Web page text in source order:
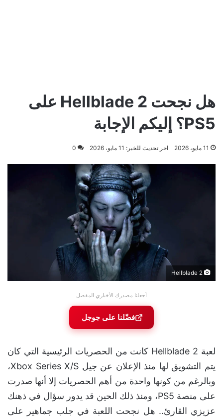
هل نجحت Hellblade 2 على
PS5؟ إليكم الإجابة
11 مايو، 2026 اخر تحديث للخبر: 11 مايو، 2026 0
أجعلنا مصدرك الأخباري المفضل
فضّلنا على جوجل
لعبة Hellblade 2 كانت من الحصريات الرئيسية التي كان
يتم التشويق لها منذ الإعلان عن جيل Xbox Series X/S،
وبالرغم من كونها واحدة من أهم الحصريات إلا أنها صدرت
على منصة PS5، ومنذ ذلك الحين قد يدور سؤال في ذهنك
عزيزي القارئ.. هل نجحت اللعبة في جلب جماهير على